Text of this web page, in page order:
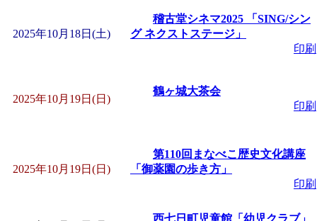
2025年10月18日(土)
稽古堂シネマ2025 「SING/シン
グ ネクストステージ」
印刷
2025年10月19日(日)
鶴ヶ城大茶会
印刷
2025年10月19日(日)
第110回まなべこ歴史文化講座
「御薬園の歩き方」
印刷
西七日町児童館「幼児クラブ」